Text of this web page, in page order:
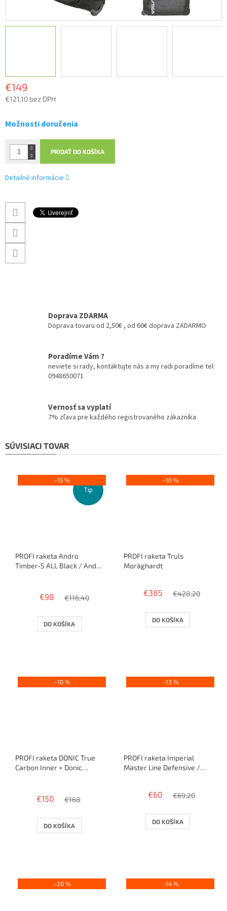
€149
€121,10 bez DPH
cena:
Možnosti doručenia
PRIDAŤ DO KOŠÍKA
Detailné informácie
Doprava ZDARMA
Doprava tovaru od 2,50€ , od 60€ doprava ZADARMO
Poradíme Vám ?
neviete si rady, kontaktujte nás a my radi poradíme tel:
0948650071
Vernosť sa vyplatí
7% zľava pre každého registrovaného zákazníka
SÚVISIACI TOVAR
Tip
–15 %
PROFI raketa Andro
Timber-5 ALL Black / Andro
produktu
3,6
z
€98 €116,40
DO KOŠÍKA
–10 %
PROFI raketa Truls
Moräghardt
€385 €428,20
DO KOŠÍKA
–10 %
PROFI raketa DONIC True
Carbon Inner + Donic
produktu
3,4
z
€150 €168
DO KOŠÍKA
–13 %
PROFI raketa Imperial
Master Line Defensive /
€60 €69,20
DO KOŠÍKA
–20 % –14 %